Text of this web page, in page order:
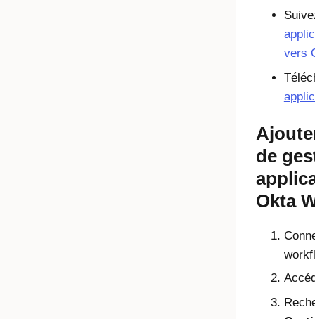
vers
de
Okta